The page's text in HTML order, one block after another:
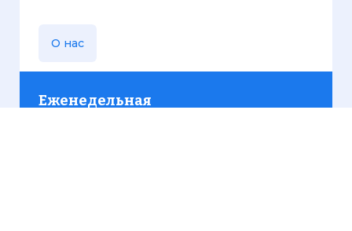
О нас
Еженедельная